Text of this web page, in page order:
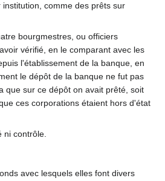
comme des prêts sur
bourgmestres, ou officiers
vérifié, en le comparant avec les
l'établissement de la banque, en
le dépôt de la banque ne fut pas
que sur ce dépôt on avait prêté, soit
ces corporations étaient hors d'état
ni contrôle.
avec lesquels elles font divers